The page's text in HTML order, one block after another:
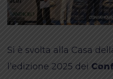
Si è svolta alla Casa
l’edizione 2025 dei